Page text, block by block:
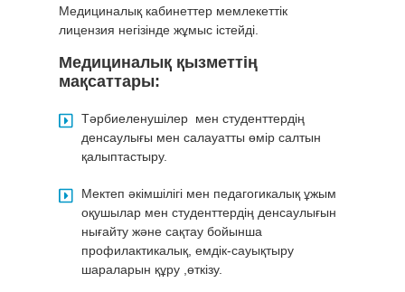
Медициналық кабинеттер мемлекеттік
лицензия негізінде жұмыс істейді.
Медициналық қызметтің
мақсаттары:
Тәрбиеленушілер мен студенттердің
денсаулығы мен салауатты өмір салтын
қалыптастыру.
Мектеп әкімшілігі мен педагогикалық ұжым
оқушылар мен студенттердің денсаулығын
нығайту және сақтау бойынша
профилактикалық, емдік-сауықтыру
шараларын құру ,өткізу.